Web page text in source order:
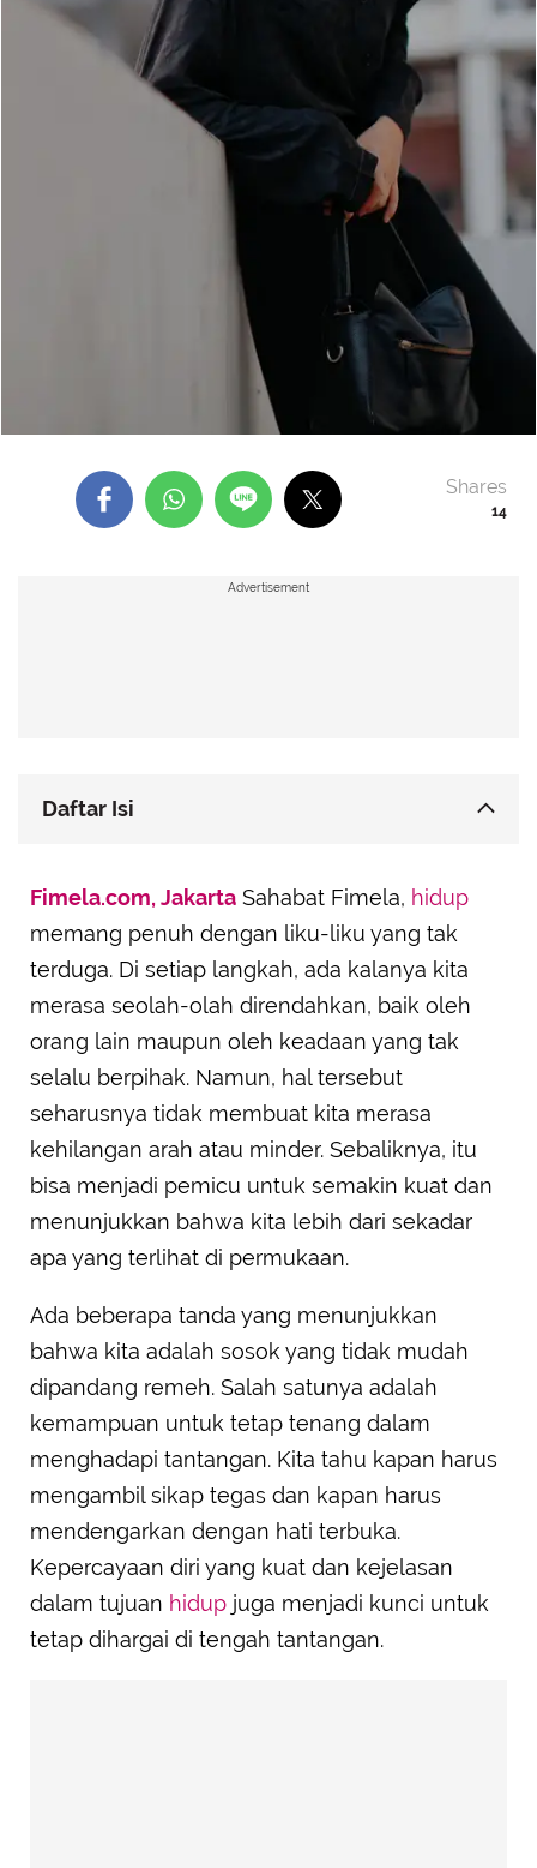
14
Shares
Daftar Isi
Percaya Diri dengan Membangun Kesadaran Diri
Positif
Berbicara dengan Diri Sendiri Seperti Teman Baik
Tahu Kapan Harus Mencari Dukungan
Tidak Terlalu Terpengaruh dengan Pandangan
Negatif Orang Lain
Mampu Beradaptasi dengan Perubahan tanpa
Kehilangan Arah
Tetap Positif dan Mendorong Orang Lain
Fimela.com, Jakarta Sahabat Fimela, hidup
memang penuh dengan liku-liku yang tak
terduga. Di setiap langkah, ada kalanya kita
merasa seolah-olah direndahkan, baik oleh
orang lain maupun oleh keadaan yang tak
selalu berpihak. Namun, hal tersebut
seharusnya tidak membuat kita merasa
kehilangan arah atau minder. Sebaliknya, itu
bisa menjadi pemicu untuk semakin kuat dan
menunjukkan bahwa kita lebih dari sekadar
apa yang terlihat di permukaan.
Ada beberapa tanda yang menunjukkan
bahwa kita adalah sosok yang tidak mudah
dipandang remeh. Salah satunya adalah
kemampuan untuk tetap tenang dalam
menghadapi tantangan. Kita tahu kapan harus
mengambil sikap tegas dan kapan harus
mendengarkan dengan hati terbuka.
Kepercayaan diri yang kuat dan kejelasan
dalam tujuan hidup juga menjadi kunci untuk
tetap dihargai di tengah tantangan.